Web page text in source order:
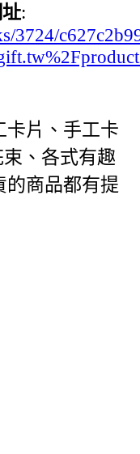
:
3724/
卡片、手工卡
、各式有趣
的商品都有提